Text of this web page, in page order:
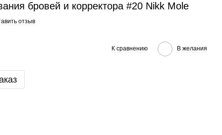
бровей и корректора #20 Nikk Mole
отзыв
К сравнению В желания